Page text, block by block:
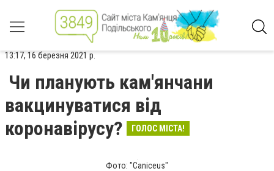
13:17, 16 березня 2021 р.
Чи планують кам'янчани
вакцинуватися від
коронавірусу?
ГОЛОС МІСТА!
Фото: "Caniceus"